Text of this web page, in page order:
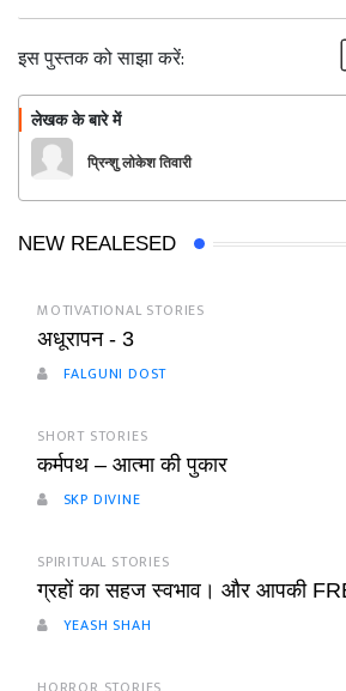
इस पुस्तक को साझा करें:
लेखक के बारे में
प्रिन्शु लोकेश तिवारी
NEW REALESED
MOTIVATIONAL STORIES
अधूरापन - 3
FALGUNI DOST
SHORT STORIES
कर्मपथ – आत्मा की पुकार
SKP DIVINE
SPIRITUAL STORIES
ग्रहों का सहज स्वभाव। और आपकी
YEASH SHAH